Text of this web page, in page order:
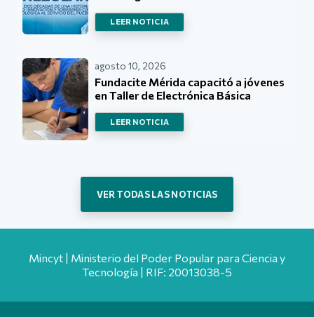
LEER NOTICIA
agosto 10, 2026
Fundacite Mérida capacitó a jóvenes
en Taller de Electrónica Básica
LEER NOTICIA
VER TODAS LAS NOTICIAS
Mincyt | Ministerio del Poder Popular para Ciencia y
Tecnología | RIF: 20013038-5